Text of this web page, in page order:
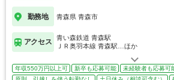
勤務地 青森県 青森市
アクセス
青い森鉄道 青森駅
ＪＲ奥羽本線 青森駅…ほか
年収550万円以上可 新卒も応募可能
未経験者も応募可